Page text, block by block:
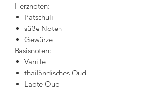
Herznoten:
Patschuli
süße Noten
Gewürze
Basisnoten:
Vanille
thailändisches Oud
Laote Oud